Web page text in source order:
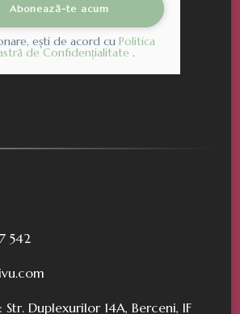
ești de acord cu Politica
de Confidențialitate .
542
Str. Duplexurilor 14A, Berceni, IF